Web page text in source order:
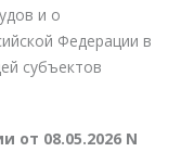
и о
Федерации в
субъектов
от 08.05.2026 N